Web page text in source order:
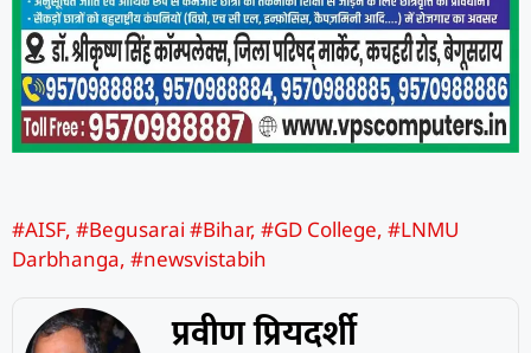
#AISF, #Begusarai #Bihar, #GD College, #LNMU
Darbhanga, #newsvistabih
प्रवीण प्रियदर्शी